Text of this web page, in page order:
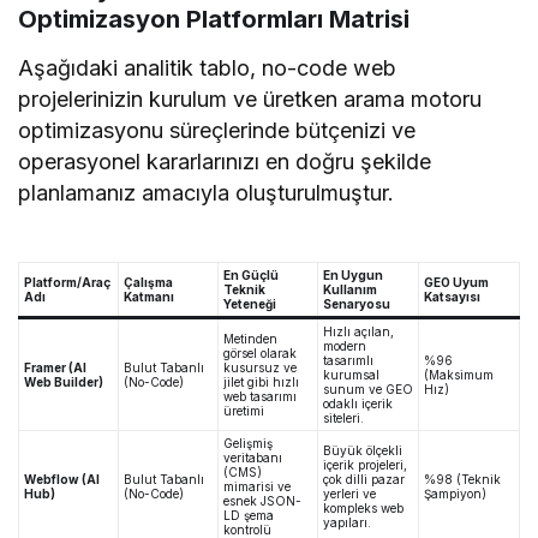
Optimizasyon Platformları Matrisi
Aşağıdaki analitik tablo, no-code web
projelerinizin kurulum ve üretken arama motoru
optimizasyonu süreçlerinde bütçenizi ve
operasyonel kararlarınızı en doğru şekilde
planlamanız amacıyla oluşturulmuştur.
Platform/Araç
Adı
Çalışma
Katmanı
En Güçlü
Teknik
Yeteneği
En Uygun
Kullanım
Senaryosu
GEO Uyum
Katsayısı
Framer (AI
Web Builder)
Bulut Tabanlı
(No-Code)
Metinden
görsel olarak
kusursuz ve
jilet gibi hızlı
web tasarımı
üretimi
Hızlı açılan,
modern
tasarımlı
kurumsal
sunum ve GEO
odaklı içerik
siteleri.
%96
(Maksimum
Hız)
Webflow (AI
Hub)
Bulut Tabanlı
(No-Code)
Gelişmiş
veritabanı
(CMS)
mimarisi ve
esnek JSON-
LD şema
kontrolü
Büyük ölçekli
içerik projeleri,
çok dilli pazar
yerleri ve
kompleks web
yapıları.
%98 (Teknik
Şampiyon)